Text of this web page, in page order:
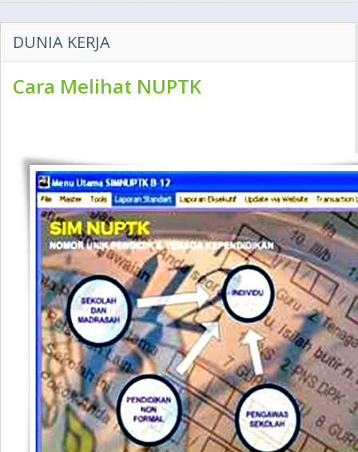
DUNIA KERJA
Cara Melihat NUPTK